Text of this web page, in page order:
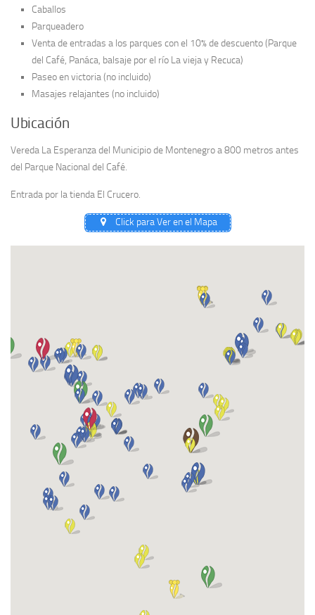
Caballos
Parqueadero
Venta de entradas a los parques con el 10% de descuento (Parque
del Café, Panáca, balsaje por el río La vieja y Recuca)
Paseo en victoria (no incluido)
Masajes relajantes (no incluido)
Ubicación
Vereda La Esperanza del Municipio de Montenegro a 800 metros antes
del Parque Nacional del Café.
Entrada por la tienda El Crucero.
Click para Ver en el Mapa